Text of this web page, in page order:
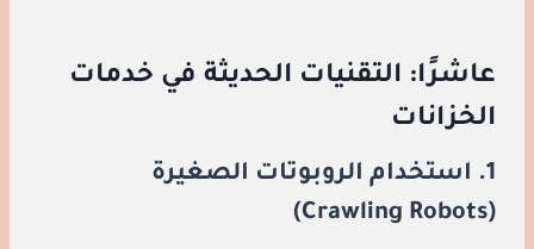
عاشرًا: التقنيات الحديثة في خدمات
الخزانات
1. استخدام الروبوتات الصغيرة
(Crawling Robots)